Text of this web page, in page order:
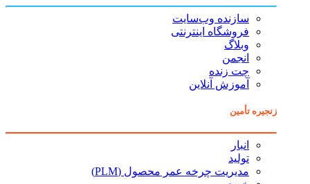
سازنده وب‌سایت
فروشگاه اینترنتی
وبلاگ
انجمن
چت زنده
آموزش آنلاین
زنجیره تأمین
انبار
تولید
مدیریت چرخه عمر محصول (PLM)